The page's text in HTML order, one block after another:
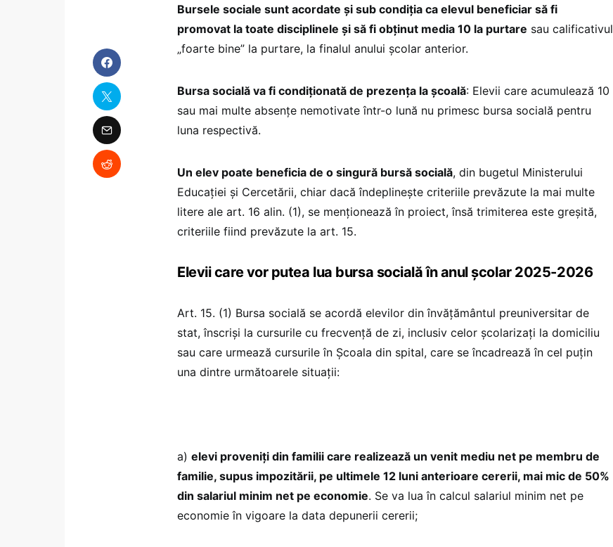
Bursele sociale sunt acordate şi sub condiţia ca elevul beneficiar să fi
promovat la toate disciplinele şi să fi obţinut media 10 la purtare sau calificativul
„foarte bine” la purtare, la finalul anului şcolar anterior.
Bursa socială va fi condiționată de prezența la școală: Elevii care acumulează 10
sau mai multe absențe nemotivate într-o lună nu primesc bursa socială pentru
luna respectivă.
Un elev poate beneficia de o singură bursă socială, din bugetul Ministerului
Educației și Cercetării, chiar dacă îndeplinește criteriile prevăzute la mai multe
litere ale art. 16 alin. (1), se menționează în proiect, însă trimiterea este greșită,
criteriile fiind prevăzute la art. 15.
Elevii care vor putea lua bursa socială în anul școlar 2025-2026
Art. 15. (1) Bursa socială se acordă elevilor din învăţământul preuniversitar de
stat, înscrişi la cursurile cu frecvenţă de zi, inclusiv celor şcolarizaţi la domiciliu
sau care urmează cursurile în Școala din spital, care se încadrează în cel puţin
una dintre următoarele situaţii:
a) elevi proveniţi din familii care realizează un venit mediu net pe membru de
familie, supus impozitării, pe ultimele 12 luni anterioare cererii, mai mic de 50%
din salariul minim net pe economie. Se va lua în calcul salariul minim net pe
economie în vigoare la data depunerii cererii;